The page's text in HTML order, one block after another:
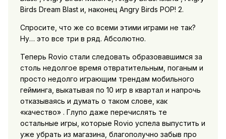
Birds Dream Blast и, наконец Angry Birds POP! 2.
Спросите, что же со всеми этими играми не так?
Ну… это все три в ряд. Абсолютно.
Теперь Rovio стали следовать образовавшимся за
столь недолгое время отвратительным, поганым и
просто недолго играющим трендам мобильного
гейминга, выкатывая по 10 игр в квартал и напрочь
отказываясь и думать о таком слове, как
«качество» . Глупо даже перечислять те
остальные игры, которые Rovio успела выпустить и
уже убрать из магазина, благополучно забыв про